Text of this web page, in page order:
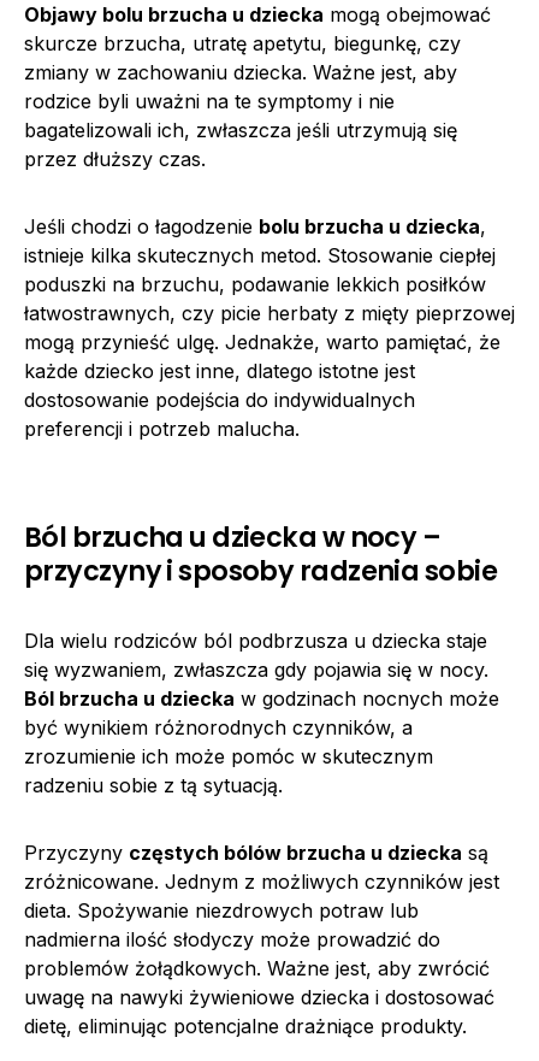
Objawy bolu brzucha u dziecka mogą obejmować
skurcze brzucha, utratę apetytu, biegunkę, czy
zmiany w zachowaniu dziecka. Ważne jest, aby
rodzice byli uważni na te symptomy i nie
bagatelizowali ich, zwłaszcza jeśli utrzymują się
przez dłuższy czas.
Jeśli chodzi o łagodzenie bolu brzucha u dziecka,
istnieje kilka skutecznych metod. Stosowanie ciepłej
poduszki na brzuchu, podawanie lekkich posiłków
łatwostrawnych, czy picie herbaty z mięty pieprzowej
mogą przynieść ulgę. Jednakże, warto pamiętać, że
każde dziecko jest inne, dlatego istotne jest
dostosowanie podejścia do indywidualnych
preferencji i potrzeb malucha.
Ból brzucha u dziecka w nocy –
przyczyny i sposoby radzenia sobie
Dla wielu rodziców ból podbrzusza u dziecka staje
się wyzwaniem, zwłaszcza gdy pojawia się w nocy.
Ból brzucha u dziecka w godzinach nocnych może
być wynikiem różnorodnych czynników, a
zrozumienie ich może pomóc w skutecznym
radzeniu sobie z tą sytuacją.
Przyczyny częstych bólów brzucha u dziecka są
zróżnicowane. Jednym z możliwych czynników jest
dieta. Spożywanie niezdrowych potraw lub
nadmierna ilość słodyczy może prowadzić do
problemów żołądkowych. Ważne jest, aby zwrócić
uwagę na nawyki żywieniowe dziecka i dostosować
dietę, eliminując potencjalne drażniące produkty.